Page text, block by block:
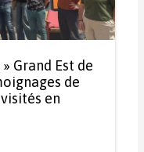
Grand Est de
de
en